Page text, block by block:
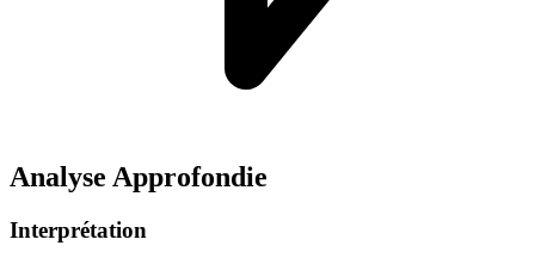
Analyse Approfondie
Interprétation